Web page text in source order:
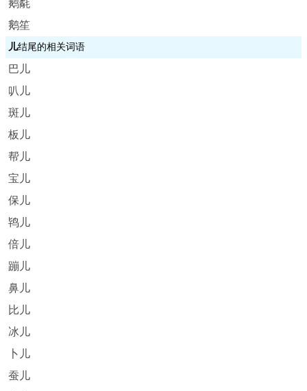
鹅氄
鹅笙
儿结尾的相关词语
巴儿
叭儿
斑儿
板儿
帮儿
宝儿
保儿
鸨儿
倍儿
蹦儿
鼻儿
比儿
冰儿
卜儿
蚕儿